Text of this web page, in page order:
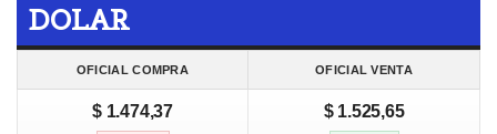
DOLAR
OFICIAL COMPRA OFICIAL VENTA
$ 1.474,37 $ 1.525,65